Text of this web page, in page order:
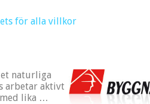
för alla villkor
naturliga
arbetar aktivt
lika …